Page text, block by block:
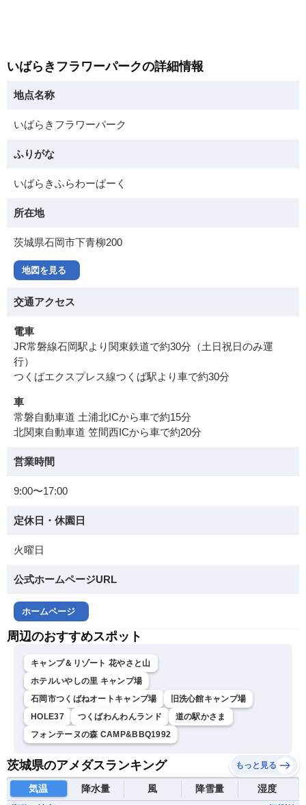
いばらきフラワーパークの詳細情報
地点名称
いばらきフラワーパーク
ふりがな
いばらきふらわーぱーく
所在地
茨城県石岡市下青柳200
地図を見る
交通アクセス
電車
JR常磐線石岡駅より関東鉄道で約30分（土日祝日のみ運
行）
つくばエクスプレス線つくば駅より車で約30分
車
常磐自動車道 土浦北ICから車で約15分
北関東自動車道 笠間西ICから車で約20分
営業時間
9:00〜17:00
定休日・休園日
火曜日
公式ホームページURL
ホームページ
周辺のおすすめスポット
キャンプ＆リゾート 花やさと山
ホテルいやしの里 キャンプ場
石岡市つくばねオートキャンプ場
旧洗心館キャンプ場
HOLE37
つくばわんわんランド
道の駅かさま
フォンテーヌの森 CAMP&BBQ1992
茨城県のアメダスランキング もっと見る
気温 降水量 風 降雪量 湿度